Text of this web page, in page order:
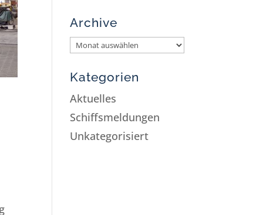
Archive
Kategorien
Aktuelles
Schiffsmeldungen
Unkategorisiert